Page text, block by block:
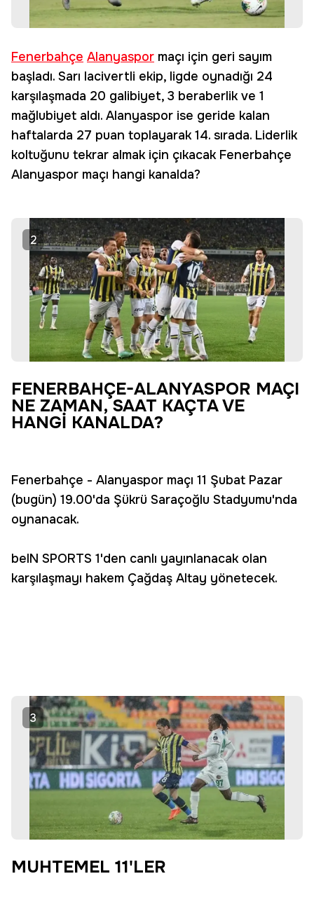
Fenerbahçe Alanyaspor maçı için geri sayım
başladı. Sarı lacivertli ekip, ligde oynadığı 24
karşılaşmada 20 galibiyet, 3 beraberlik ve 1
mağlubiyet aldı. Alanyaspor ise geride kalan
haftalarda 27 puan toplayarak 14. sırada. Liderlik
koltuğunu tekrar almak için çıkacak Fenerbahçe
Alanyaspor maçı hangi kanalda?
2
FENERBAHÇE-ALANYASPOR MAÇI
NE ZAMAN, SAAT KAÇTA VE
HANGİ KANALDA?
Fenerbahçe - Alanyaspor maçı 11 Şubat Pazar
(bugün) 19.00'da Şükrü Saraçoğlu Stadyumu'nda
oynanacak.
beIN SPORTS 1'den canlı yayınlanacak olan
karşılaşmayı hakem Çağdaş Altay yönetecek.
3
MUHTEMEL 11'LER